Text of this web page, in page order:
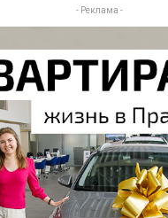
- Реклама -